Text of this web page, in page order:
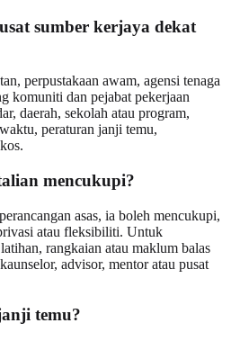
sumber kerjaya dekat
perpustakaan awam, agensi tenaga
komuniti dan pejabat pekerjaan
daerah, sekolah atau program,
peraturan janji temu,
mencukupi?
asas, ia boleh mencukupi,
atau fleksibiliti. Untuk
rangkaian atau maklum balas
advisor, mentor atau pusat
temu?